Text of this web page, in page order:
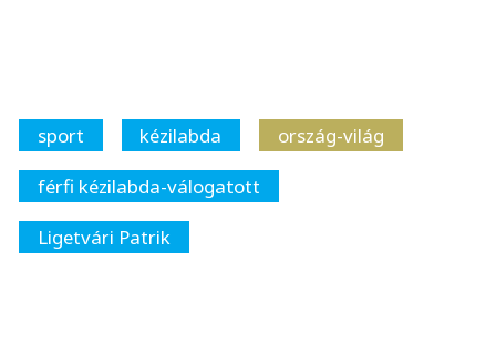
sport kézilabda
ország-világ
férfi kézilabda-válogatott
Ligetvári Patrik